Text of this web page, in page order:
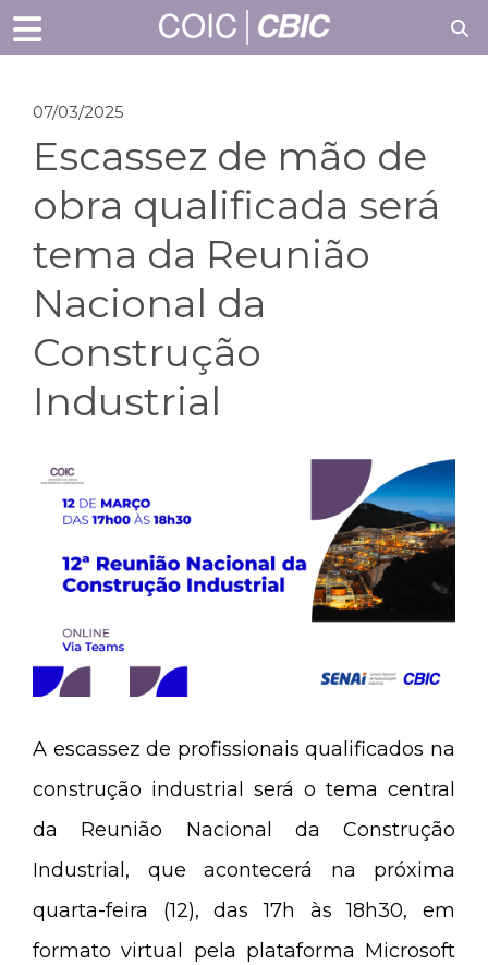
07/03/2025
Escassez de mão de
obra qualificada será
tema da Reunião
Nacional da
Construção
Industrial
A escassez de profissionais qualificados na
construção industrial será o tema central
da Reunião Nacional da Construção
Industrial, que acontecerá na próxima
quarta-feira (12), das 17h às 18h30, em
formato virtual pela plataforma Microsoft